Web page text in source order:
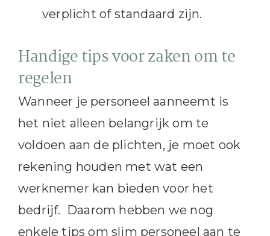
verplicht of standaard zijn.
Handige tips voor zaken om te
regelen
Wanneer je personeel aanneemt is
het niet alleen belangrijk om te
voldoen aan de plichten, je moet ook
rekening houden met wat een
werknemer kan bieden voor het
bedrijf. Daarom hebben we nog
enkele tips om slim personeel aan te